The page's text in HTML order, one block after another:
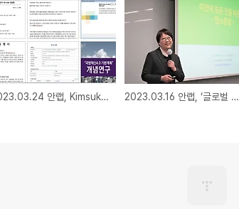
2023.03.24 안랩, Kimsuky 그룹의 2022년 사이버 공격 동향 분석 보고서 공개 2023.03.16 안랩, ‘글로벌 탄소중립 동향과 국내 대응’ 주제로 환경 특강 개최